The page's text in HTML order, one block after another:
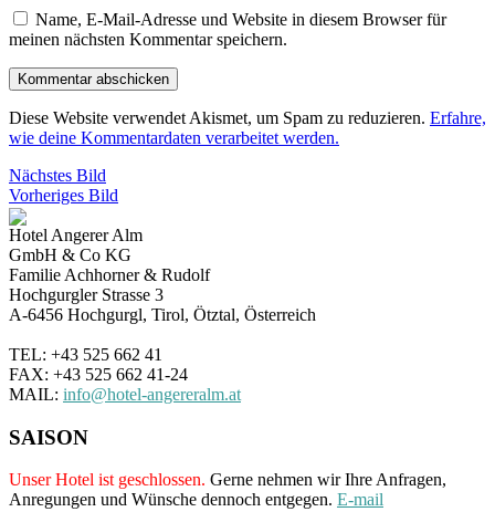
Name, E-Mail-Adresse und Website in diesem Browser für
meinen nächsten Kommentar speichern.
Diese Website verwendet Akismet, um Spam zu reduzieren. Erfahre,
wie deine Kommentardaten verarbeitet werden.
Nächstes Bild
Vorheriges Bild
Hotel Angerer Alm
GmbH & Co KG
Familie Achhorner & Rudolf
Hochgurgler Strasse 3
A-6456 Hochgurgl, Tirol, Ötztal, Österreich
TEL: +43 525 662 41
FAX: +43 525 662 41-24
MAIL: info@hotel-angereralm.at
SAISON
Unser Hotel ist geschlossen. Gerne nehmen wir Ihre Anfragen,
Anregungen und Wünsche dennoch entgegen. E-mail